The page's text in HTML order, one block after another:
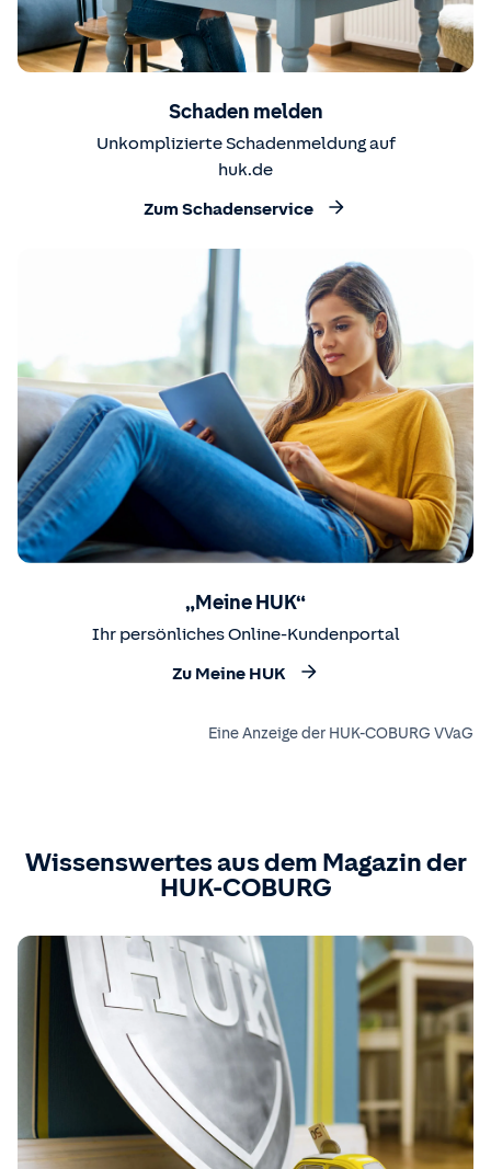
Schaden melden
Unkomplizierte Schadenmeldung auf
huk.de
Zum Schadenservice
„Meine HUK“
Ihr persönliches Online-Kundenportal
Zu Meine HUK
Eine Anzeige der HUK-COBURG VVaG
Wissenswertes aus dem Magazin der
HUK-COBURG